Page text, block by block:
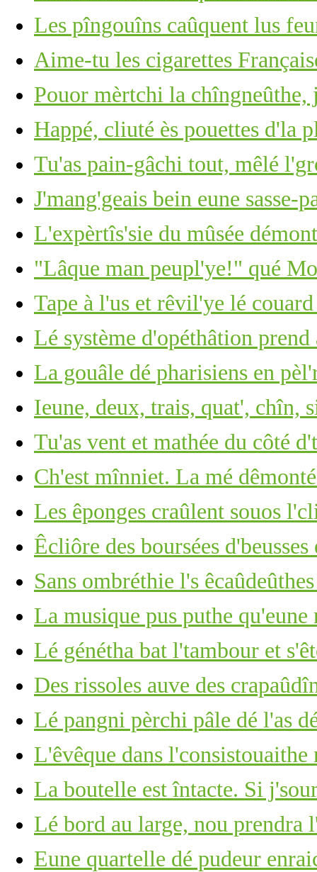
Les pîngouîns caûquent lus
Aime-tu les cigarettes
Pouor mèrtchi la chîngneûthe,
Happé, cliuté ès pouettes d'la
Tu'as pain-gâchi tout, mêlé
J'mang'geais bein eune sasse-
L'expèrtîs'sie du mûsée
"Lâque man peupl'ye!" qué
Tape à l'us et rêvil'ye lé
Lé système d'opéthâtion prend
La gouâle dé pharisiens en
Ieune, deux, trais, quat', chîn,
Tu'as vent et mathée du côté
Ch'est mînniet. La mé
Les êponges craûlent souos
Êcliôre des boursées
Sans ombréthie l's
La musique pus puthe
Lé génétha bat l'tambour et
Des rissoles auve des
Lé pangni pèrchi pâle dé l'as
L'êvêque dans l'consistouaithe
La boutelle est întacte. Si
Lé bord au large, nou prendra
Eune quartelle dé pudeur